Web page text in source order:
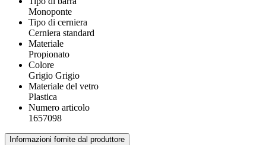
Monoponte
Tipo di cerniera
Cerniera standard
Materiale
Propionato
Colore
Grigio Grigio
Materiale del vetro
Plastica
Numero articolo
1657098
Informazioni fornite dal produttore